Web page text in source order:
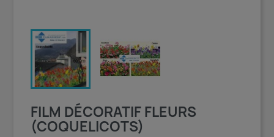
FILM DÉCORATIF FLEURS
(COQUELICOTS)